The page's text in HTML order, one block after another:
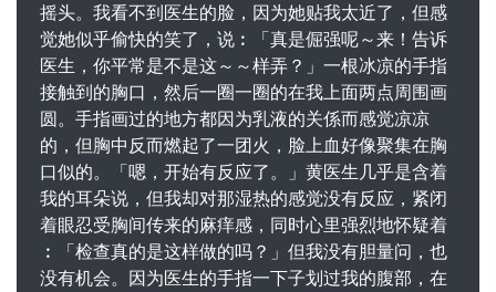
摇头。我看不到医生的脸，因为她贴我太近了，但感
觉她似乎偷快的笑了，说︰「真是倔强呢～来！告诉
医生，你平常是不是这～～样弄？」一根冰凉的手指
接触到的胸口，然后一圈一圈的在我上面两点周围画
圆。手指画过的地方都因为乳液的关係而感觉凉凉
的，但胸中反而燃起了一团火，脸上血好像聚集在胸
口似的。「嗯，开始有反应了。」黄医生几乎是含着
我的耳朵说，但我却对那湿热的感觉没有反应，紧闭
着眼忍受胸间传来的麻痒感，同时心里强烈地怀疑着
︰「检查真的是这样做的吗？」但我没有胆量问，也
没有机会。因为医生的手指一下子划过我的腹部，在